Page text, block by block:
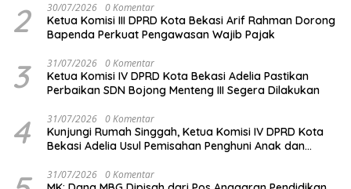
2 30/07/2026 0 Komentar
Ketua Komisi III DPRD Kota Bekasi Arif Rahman Dorong
Bapenda Perkuat Pengawasan Wajib Pajak
3 31/07/2026 0 Komentar
Ketua Komisi IV DPRD Kota Bekasi Adelia Pastikan
Perbaikan SDN Bojong Menteng III Segera Dilakukan
4 31/07/2026 0 Komentar
Kunjungi Rumah Singgah, Ketua Komisi IV DPRD Kota
Bekasi Adelia Usul Pemisahan Penghuni Anak dan
31/07/2026 0 Komentar